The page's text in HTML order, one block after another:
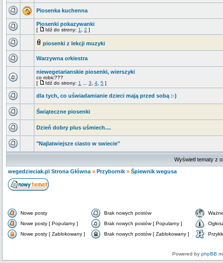
Piosenka kuchenna
Piosenki pokazywanki
[ Idź do strony: 1 2 ]
piosenki z lekcji muzyki
Warzywna orkiestra
niewegetarianskie piosenki, wierszyki
co robic???
[
Idź do strony: 1 3 4 5 ]
dla tych, co uświadamianie dzieci mają przed sobą :-)
Świąteczne piosenki
Dzień dobry plus uśmiech....
"Najlatwiejsze ciasto w swiecie"
Wyświetl tematy z
wegedzieciak.pl Strona Główna » Przybornik » Śpiewnik wegusa
Nowe posty Brak nowych postów
Nowe posty [ Popularny ]
Brak nowych postów [ Popularny ]
Nowe posty [ Zablokowany ]
Brak nowych postów [ Zablokowany ]
Powered by phpBB